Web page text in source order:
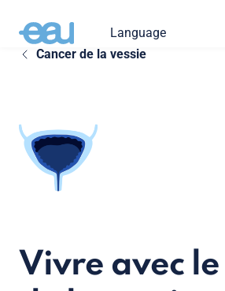
Language
Cancer de la vessie
Vivre avec